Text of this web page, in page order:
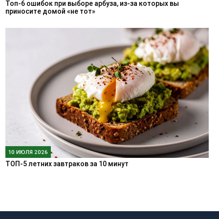
Топ-6 ошибок при выборе арбуза, из-за которых вы
приносите домой «не тот»
10 ИЮЛЯ 2026
ТОП-5 летних завтраков за 10 минут